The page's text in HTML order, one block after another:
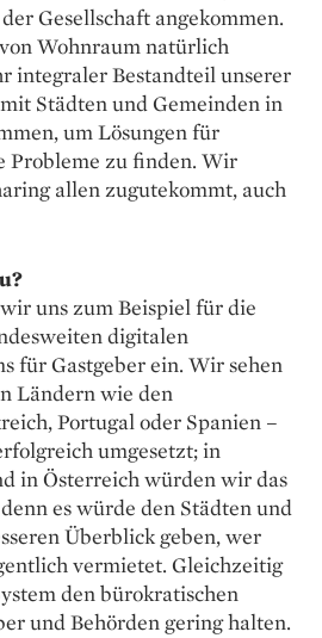
Gesellschaft angekommen.
Wohnraum natürlich
integraler Bestandteil unserer
Städten und Gemeinden in
um Lösungen für
Probleme zu finden. Wir
allen zugutekommt, auch
uns zum Beispiel für die
digitalen
für Gastgeber ein. Wir sehen
Ländern wie den
Portugal oder Spanien –
umgesetzt; in
in Österreich würden wir das
es würde den Städten und
Überblick geben, wer
vermietet. Gleichzeitig
den bürokratischen
und Behörden gering halten.